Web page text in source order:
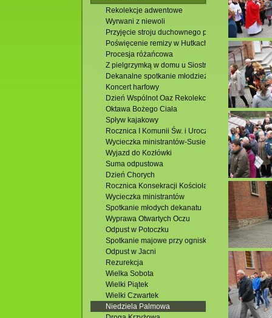
Rekolekcje adwentowe
Wyrwani z niewoli
Przyjęcie stroju duchownego przez alumna
Poświęcenie remizy w Hutkach
Procesja różańcowa
Z pielgrzymką w domu u Siostry Faustyny
Dekanalne spotkanie młodzieży
Koncert harfowy
Dzień Wspólnot Oaz Rekolekcyjnych
Oktawa Bożego Ciała
Spływ kajakowy
Rocznica I Komunii Św. i Uroczystość Bożego
Wycieczka ministrantów-Susiec
Wyjazd do Kozłówki
Suma odpustowa
Dzień Chorych
Rocznica Konsekracji Kościoła
Wycieczka ministrantów
Spotkanie młodych dekanatu
Wyprawa Otwartych Oczu
Odpust w Potoczku
Spotkanie majowe przy ognisku
Odpust w Jacni
Rezurekcja
Wielka Sobota
Wielki Piątek
Wielki Czwartek
Niedziela Palmowa